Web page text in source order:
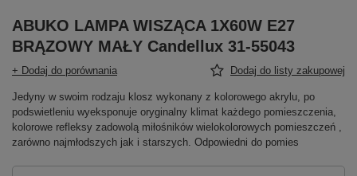
ABUKO LAMPA WISZĄCA 1X60W E27
BRĄZOWY MAŁY Candellux 31-55043
+ Dodaj do porównania Dodaj do listy zakupowej
Jedyny w swoim rodzaju klosz wykonany z kolorowego akrylu, po
podswietleniu wyeksponuje oryginalny klimat każdego pomieszczenia,
kolorowe refleksy zadowolą miłośników wielokolorowych pomieszczeń ,
zarówno najmłodszych jak i starszych. Odpowiedni do pomies